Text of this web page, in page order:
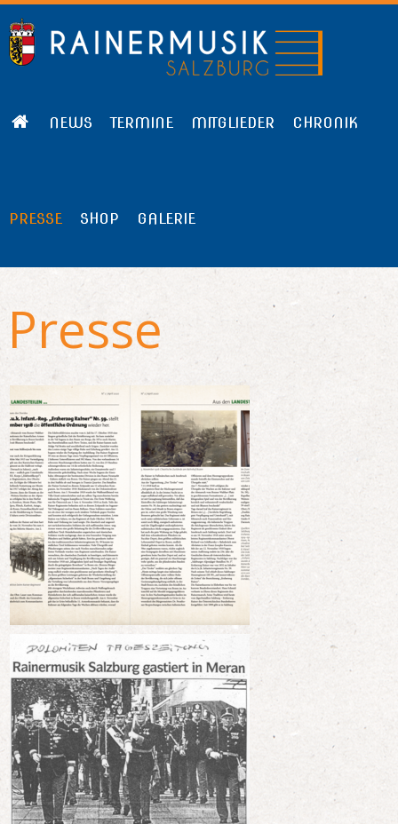
NEWS TERMINE MITGLIEDER CHRONIK
PRESSE SHOP GALERIE
Presse